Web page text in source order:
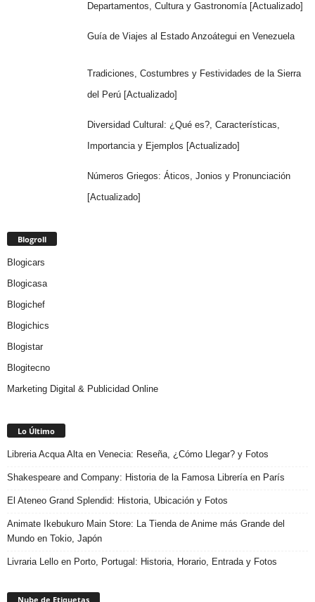
Departamentos, Cultura y Gastronomía [Actualizado]
Guía de Viajes al Estado Anzoátegui en Venezuela
Tradiciones, Costumbres y Festividades de la Sierra
del Perú [Actualizado]
Diversidad Cultural: ¿Qué es?, Características,
Importancia y Ejemplos [Actualizado]
Números Griegos: Áticos, Jonios y Pronunciación
[Actualizado]
Blogroll
Blogicars
Blogicasa
Blogichef
Blogichics
Blogistar
Blogitecno
Marketing Digital & Publicidad Online
Lo Último
Libreria Acqua Alta en Venecia: Reseña, ¿Cómo Llegar? y Fotos
Shakespeare and Company: Historia de la Famosa Librería en París
El Ateneo Grand Splendid: Historia, Ubicación y Fotos
Animate Ikebukuro Main Store: La Tienda de Anime más Grande del
Mundo en Tokio, Japón
Livraria Lello en Porto, Portugal: Historia, Horario, Entrada y Fotos
Nube de Etiquetas